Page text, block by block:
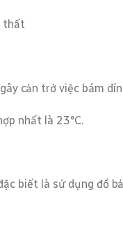
thất
cản trở việc bám
nhất là 23°C.
biết là sử dụng đồ